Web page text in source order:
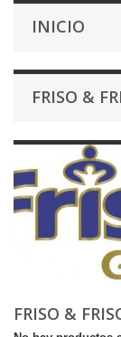
INICIO
FRISO &
FRISO &